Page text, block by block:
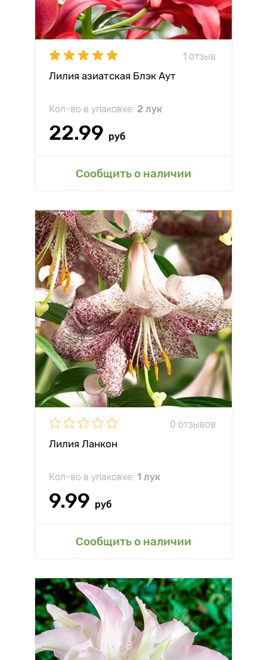
1 отзыв
Лилия азиатская Блэк Аут
Кол-во в упаковке: 2 лук
22.99 руб
Сообщить о наличии
0 отзывов
Лилия Ланкон
Кол-во в упаковке: 1 лук
9.99 руб
Сообщить о наличии